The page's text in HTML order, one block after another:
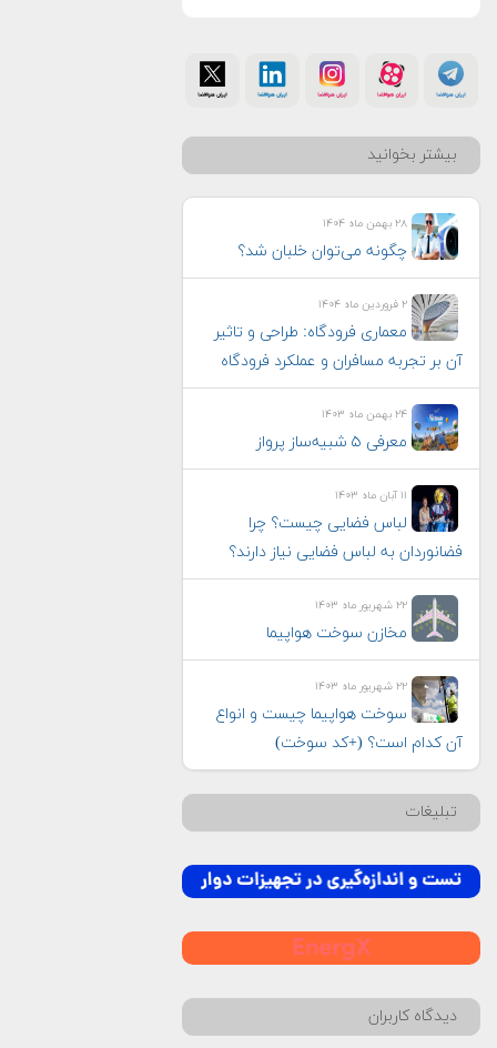
بیشتر بخوانید
۲۸ بهمن ماه ۱۴۰۴
چگونه می‌توان خلبان شد؟
۲ فروردین ماه ۱۴۰۴
معماری فرودگاه: طراحی و تاثیر
آن بر تجربه مسافران و عملکرد فرودگاه
۲۴ بهمن ماه ۱۴۰۳
معرفی ۵ شبیه‌ساز پرواز
۱۱ آبان ماه ۱۴۰۳
لباس فضایی چیست؟ چرا
فضانوردان به لباس فضایی نیاز دارند؟
۲۲ شهریور ماه ۱۴۰۳
مخازن سوخت هواپیما
۲۲ شهریور ماه ۱۴۰۳
سوخت هواپیما چیست و انواع
آن کدام است؟ (+کد سوخت)
تبلیغات
دیدگاه کاربران